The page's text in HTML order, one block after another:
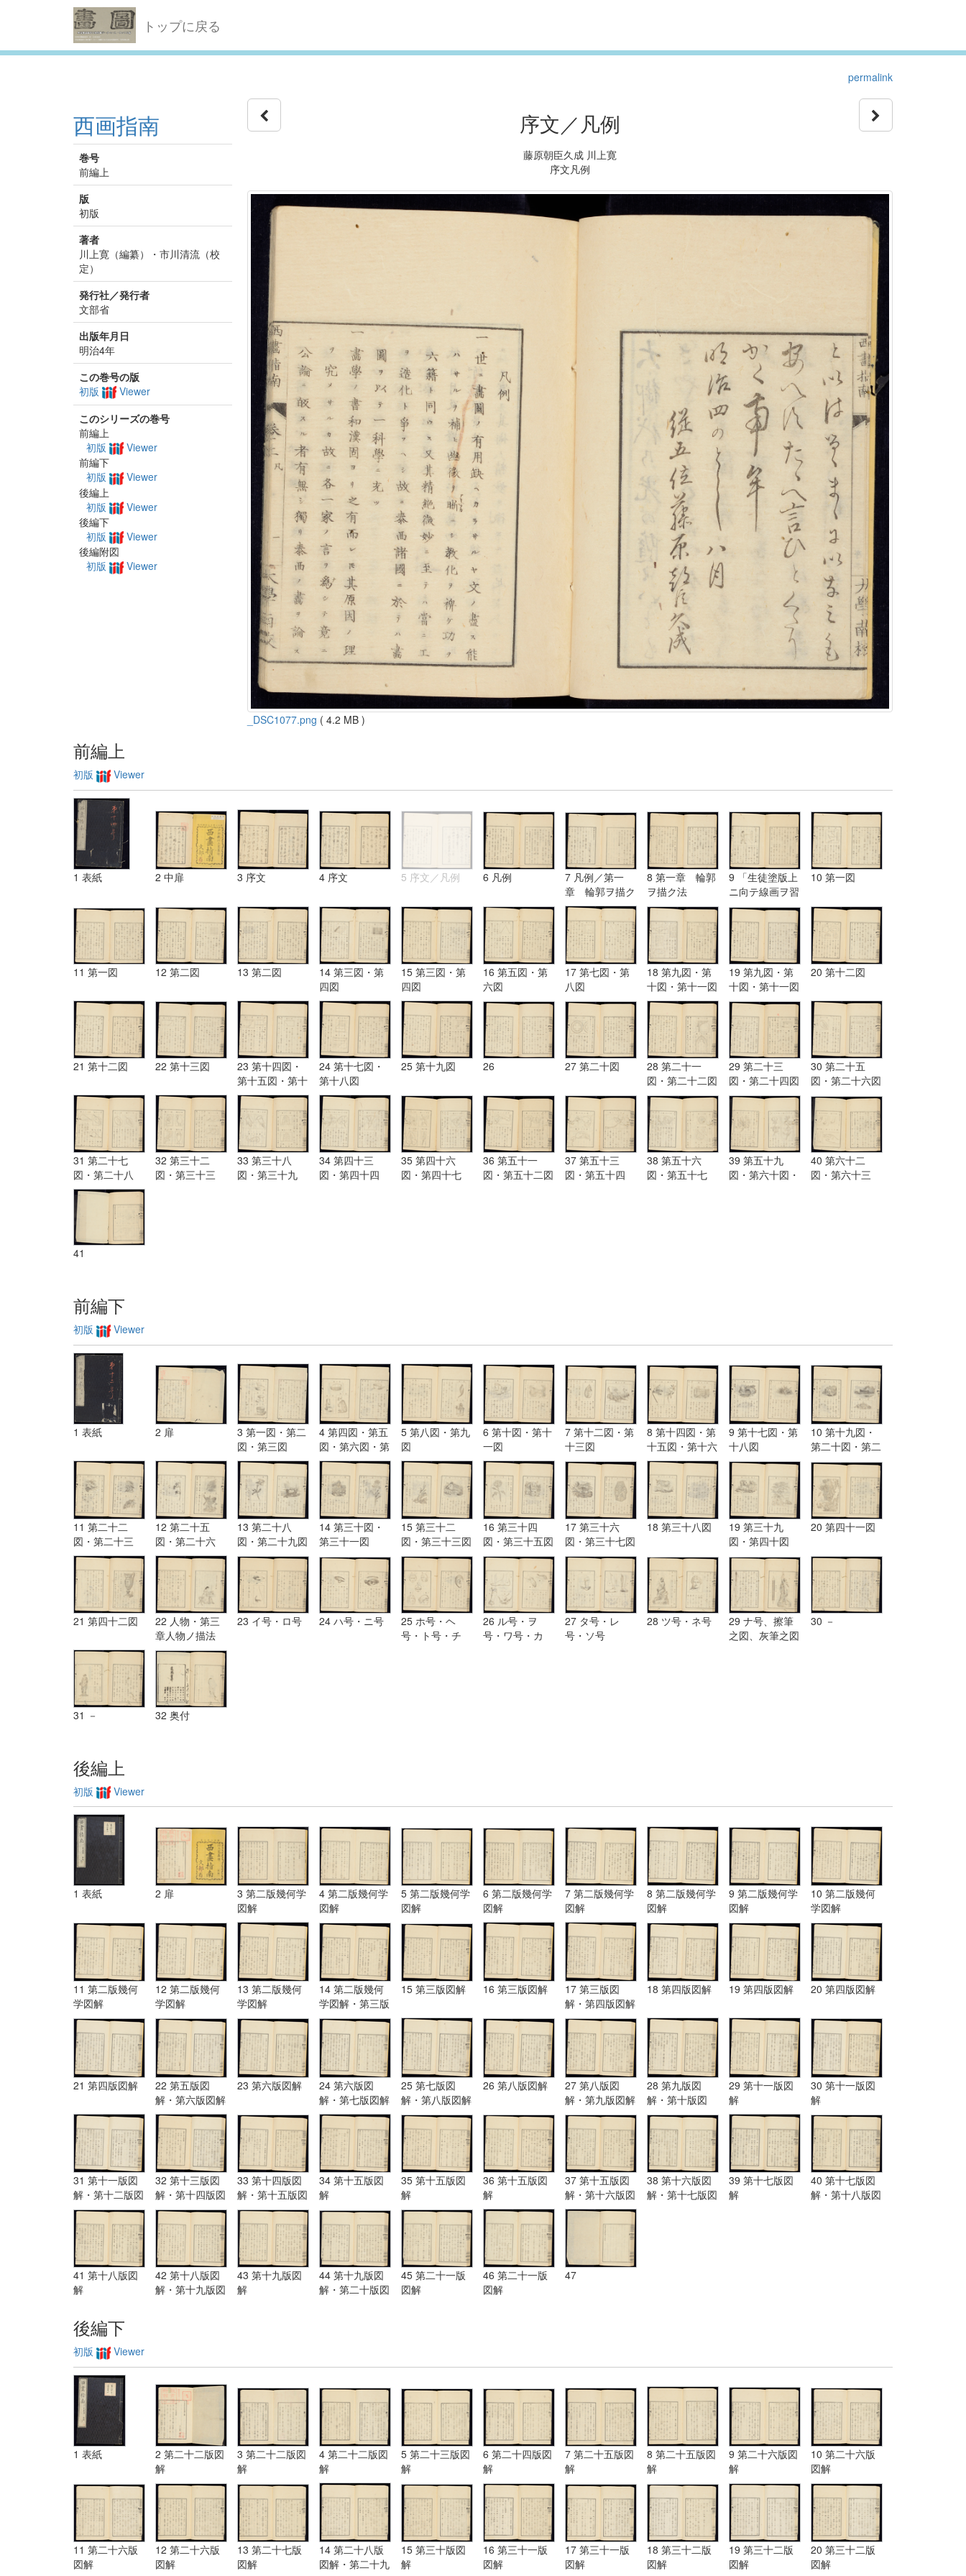
トップに戻る
permalink
西画指南
巻号
前編上
版
初版
著者
川上寛（編纂）・市川清流（校
定）
発行社／発行者
文部省
出版年月日
明治4年
この巻号の版
初版
Viewer
このシリーズの巻号
前編上
初版
Viewer
前編下
初版
Viewer
後編上
初版
Viewer
後編下
初版
Viewer
後編附図
初版
Viewer
序文／凡例
藤原朝臣久成 川上寛
序文凡例
_DSC1077.png ( 4.2 MB )
前編上
初版 Viewer
1 表紙 2 中扉 3 序文 4 序文 5 序文／凡例 6 凡例
7 凡例／第一
章 輪郭ヲ描ク
法
8 第一章 輪郭
ヲ描ク法
9 「生徒塗版上
ニ向テ線画ヲ習
フ図」
10 第一図
11 第一図 12 第二図 13 第二図
14 第三図・第
四図
15 第三図・第
四図
16 第五図・第
六図
17 第七図・第
八図
18 第九図・第
十図・第十一図
19 第九図・第
十図・第十一図
20 第十二図
21 第十二図 22 第十三図
23 第十四図・
第十五図・第十
六図
24 第十七図・
第十八図
25 第十九図 26 27 第二十図
28 第二十一
図・第二十二図
29 第二十三
図・第二十四図
30 第二十五
図・第二十六図
31 第二十七
図・第二十八
図・第二十九
図・第三十図・
第三十一図
32 第三十二
図・第三十三
33 第三十八
図・第三十九
34 第四十三
図・第四十四
35 第四十六
図・第四十七
36 第五十一
図・第五十二図
37 第五十三
図・第五十四
38 第五十六
図・第五十七
39 第五十九
図・第六十図・
40 第六十二
図・第六十三
41
前編下
初版 Viewer
1 表紙 2 扉
3 第一図・第二
図・第三図
4 第四図・第五
図・第六図・第
七図
5 第八図・第九
図
6 第十図・第十
一図
7 第十二図・第
十三図
8 第十四図・第
十五図・第十六
図
9 第十七図・第
十八図
10 第十九図・
第二十図・第二
十一図
11 第二十二
図・第二十三
図・第二十四図
12 第二十五
図・第二十六
図・第二十七図
13 第二十八
図・第二十九図
14 第三十図・
第三十一図
15 第三十二
図・第三十三図
16 第三十四
図・第三十五図
17 第三十六
図・第三十七図
18 第三十八図
19 第三十九
図・第四十図
20 第四十一図
21 第四十二図
22 人物・第三
章人物ノ描法
23 イ号・ロ号 24 ハ号・ニ号
25 ホ号・ヘ
号・ト号・チ
26 ル号・ヲ
号・ワ号・カ
27 タ号・レ
号・ソ号
28 ツ号・ネ号
29 ナ号、擦筆
之図、灰筆之図
30 －
31 － 32 奥付
後編上
初版 Viewer
1 表紙 2 扉
3 第二版幾何学
図解
4 第二版幾何学
図解
5 第二版幾何学
図解
6 第二版幾何学
図解
7 第二版幾何学
図解
8 第二版幾何学
図解
9 第二版幾何学
図解
10 第二版幾何
学図解
11 第二版幾何
学図解
12 第二版幾何
学図解
13 第二版幾何
学図解
14 第二版幾何
学図解・第三版
図解
15 第三版図解 16 第三版図解
17 第三版図
解・第四版図解
18 第四版図解 19 第四版図解 20 第四版図解
21 第四版図解
22 第五版図
解・第六版図解
23 第六版図解
24 第六版図
解・第七版図解
25 第七版図
解・第八版図解
26 第八版図解
27 第八版図
解・第九版図解
28 第九版図
解・第十版図
解・第十一版図
解
29 第十一版図
解
30 第十一版図
解
31 第十一版図
解・第十二版図
解・第十三版図
解
32 第十三版図
解・第十四版図
解
33 第十四版図
解・第十五版図
解
34 第十五版図
解
35 第十五版図
解
36 第十五版図
解
37 第十五版図
解・第十六版図
解
38 第十六版図
解・第十七版図
39 第十七版図
解
40 第十七版図
解・第十八版図
41 第十八版図
解
42 第十八版図
解・第十九版図
43 第十九版図
解
44 第十九版図
解・第二十版図
45 第二十一版
図解
46 第二十一版
図解
47
後編下
初版 Viewer
1 表紙
2 第二十二版図
解
3 第二十二版図
解
4 第二十二版図
解
5 第二十三版図
解
6 第二十四版図
解
7 第二十五版図
解
8 第二十五版図
解
9 第二十六版図
解
10 第二十六版
図解
11 第二十六版
図解
12 第二十六版
図解
13 第二十七版
図解
14 第二十八版
図解・第二十九
15 第三十版図
解
16 第三十一版
図解
17 第三十一版
図解
18 第三十二版
図解
19 第三十二版
図解
20 第三十二版
図解